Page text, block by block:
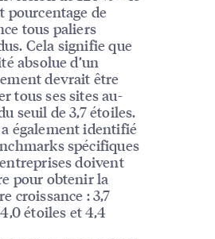
pourcentage de
tous paliers
Cela signifie que
absolue d’un
devrait être
tous ses sites au-
seuil de 3,7 étoiles.
également identifié
spécifiques
doivent
pour obtenir la
croissance : 3,7
étoiles et 4,4